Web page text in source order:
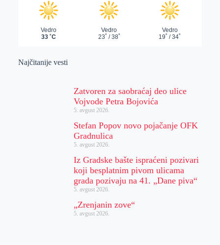
Najčitanije vesti
Zatvoren za saobraćaj deo ulice
Vojvode Petra Bojovića
5. avgust 2026.
Stefan Popov novo pojačanje OFK
Gradnulica
5. avgust 2026.
Iz Gradske bašte ispraćeni pozivari
koji besplatnim pivom ulicama
grada pozivaju na 41. „Dane piva“
5. avgust 2026.
„Zrenjanin zove“
5. avgust 2026.